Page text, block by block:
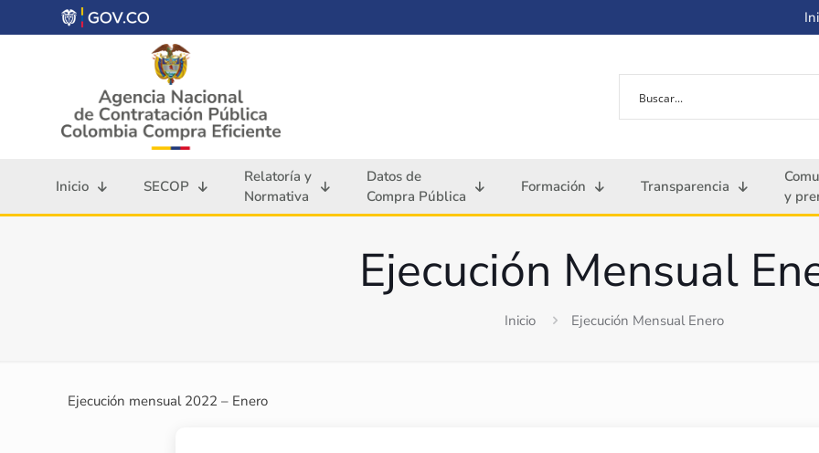
Inicio SECOP
Relatoría y
Normativa
Datos de
Compra Pública
Formación Transparencia
y
Ejecución Mensual
Inicio Ejecución Mensual Enero
Ejecución mensual 2022 – Enero